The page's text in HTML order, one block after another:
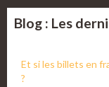
Blog : Les
Et si les billets en
?